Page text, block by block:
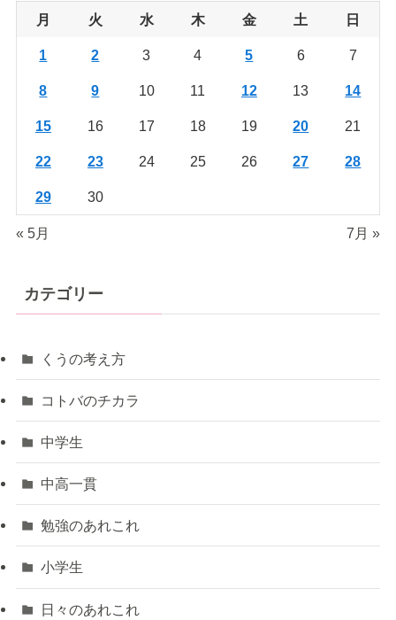
月 火 水 木 金 土 日
1 2 3 4 5 6 7
8 9 10 11 12 13 14
15 16 17 18 19 20 21
22 23 24 25 26 27 28
29 30
« 5月 7月 »
カテゴリー
くうの考え方
コトバのチカラ
中学生
中高一貫
勉強のあれこれ
小学生
日々のあれこれ